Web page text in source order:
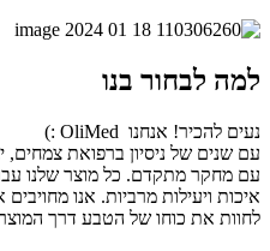
למה לבחור בנו
נעים להכיר! אנחנו OliMed :)
עם שנים של ניסיון ברפואת צמחים,
עם מחקר מתקדם. כל מוצר שלנו
איכות ויעילות מרביות. אנו
לחוות את כוחו של הטבע דרך